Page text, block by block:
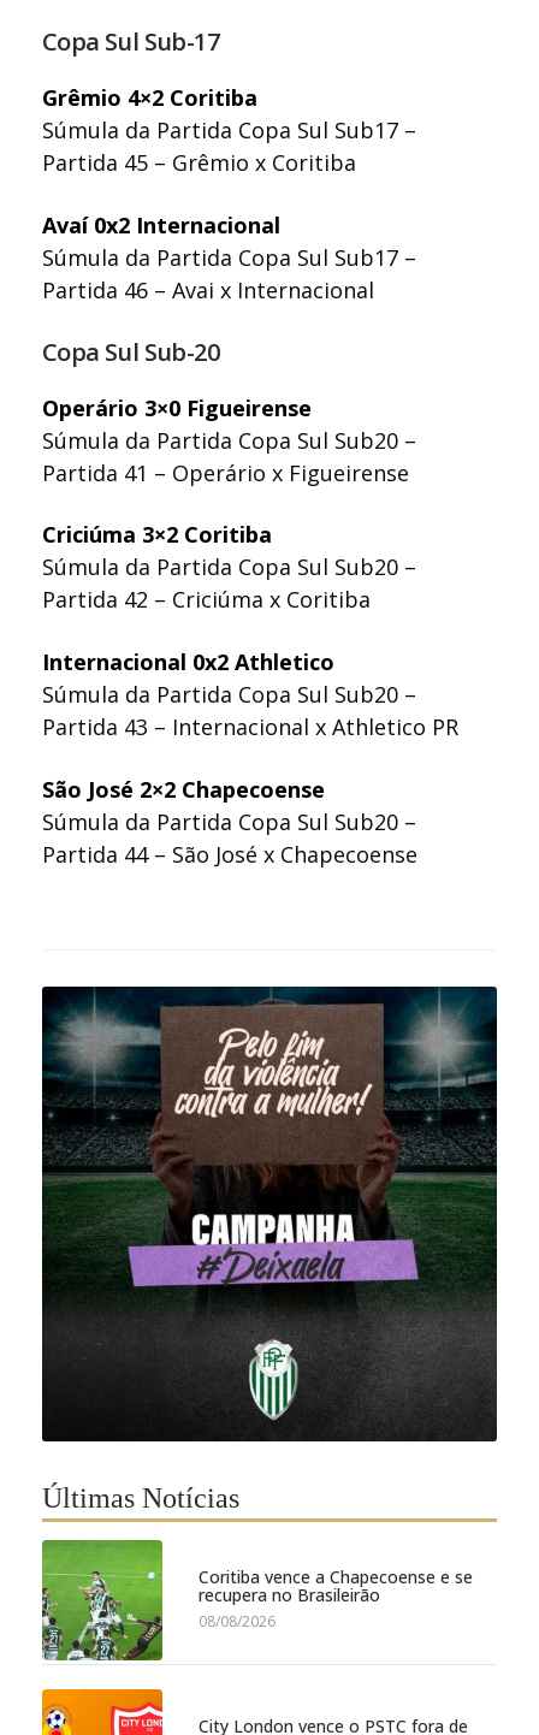
Copa Sul Sub-17
Grêmio 4×2 Coritiba
Súmula da Partida Copa Sul Sub17 –
Partida 45 – Grêmio x Coritiba
Avaí 0x2 Internacional
Súmula da Partida Copa Sul Sub17 –
Partida 46 – Avai x Internacional
Copa Sul Sub-20
Operário 3×0 Figueirense
Súmula da Partida Copa Sul Sub20 –
Partida 41 – Operário x Figueirense
Criciúma 3×2 Coritiba
Súmula da Partida Copa Sul Sub20 –
Partida 42 – Criciúma x Coritiba
Internacional 0x2 Athletico
Súmula da Partida Copa Sul Sub20 –
Partida 43 – Internacional x Athletico PR
São José 2×2 Chapecoense
Súmula da Partida Copa Sul Sub20 –
Partida 44 – São José x Chapecoense
Últimas Notícias
Coritiba vence a Chapecoense e se
recupera no Brasileirão
08/08/2026
City London vence o PSTC fora de